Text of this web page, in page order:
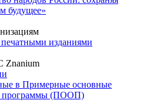
будущее»
изданиями
Znanium
в Примерные основные
программы (ПООП)